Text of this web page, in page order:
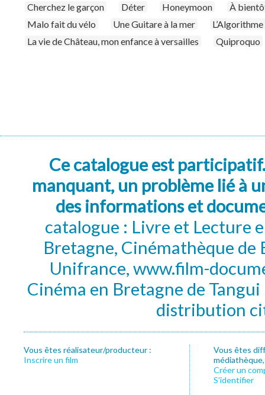
Cherchez le garçon
Déter Honeymoon
À
Malo fait du vélo
Une Guitare à la mer
La vie de Château, mon enfance à versailles
Quiproquo
Ce catalogue est
manquant, un problème lié à
des informations et
catalogue : Livre et Lecture
Bretagne, Cinémathèque de
Unifrance, www.film-
Cinéma en Bretagne de
distribution
Vous êtes réalisateur/producteur :
Inscrire un film
Vous êtes
Créer un
S’identifier